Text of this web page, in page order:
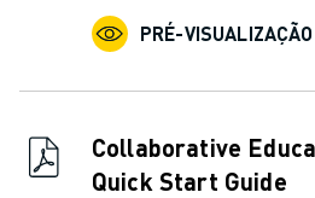
PRÉ-VISUALIZAÇÃO
Collaborative
Quick Start Guide